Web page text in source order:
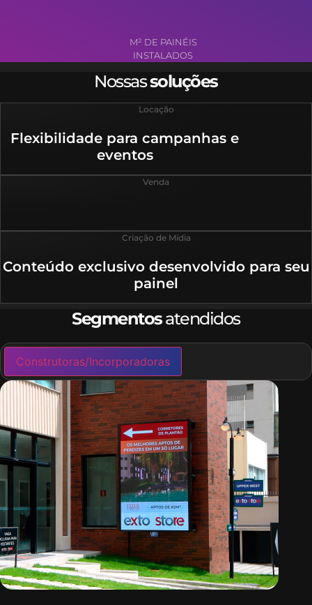
M² DE PAINÉIS
INSTALADOS
Nossassoluções
Locação
Flexibilidade para campanhas e
eventos
Venda
Criação de Mídia
Conteúdo exclusivo desenvolvido para seu
painel
Segmentosatendidos
Construtoras/Incorporadoras